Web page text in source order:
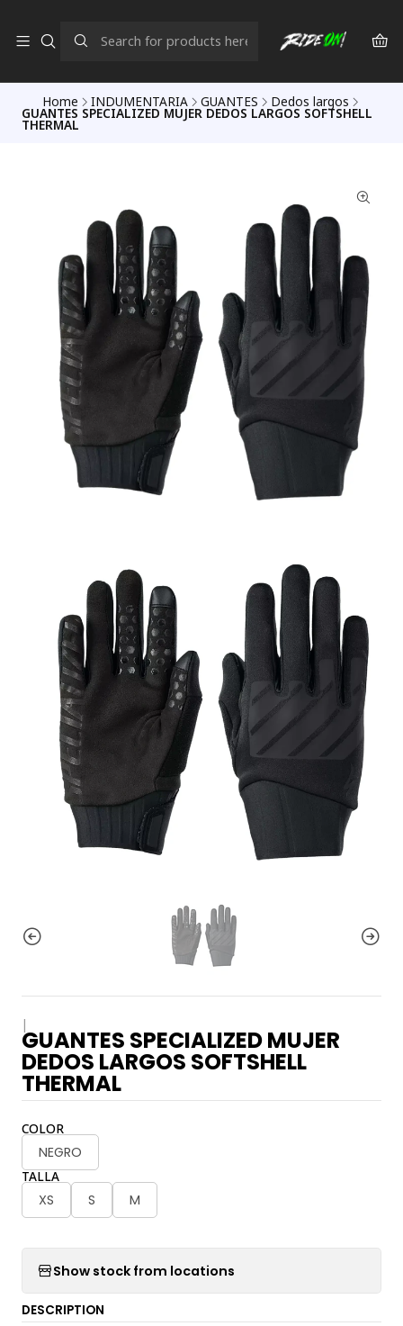
Home INDUMENTARIA GUANTES Dedos largos
GUANTES SPECIALIZED MUJER DEDOS LARGOS SOFTSHELL
THERMAL
|
GUANTES SPECIALIZED MUJER
DEDOS LARGOS SOFTSHELL
THERMAL
COLOR
NEGRO
TALLA
XS S M
Show stock from locations
DESCRIPTION